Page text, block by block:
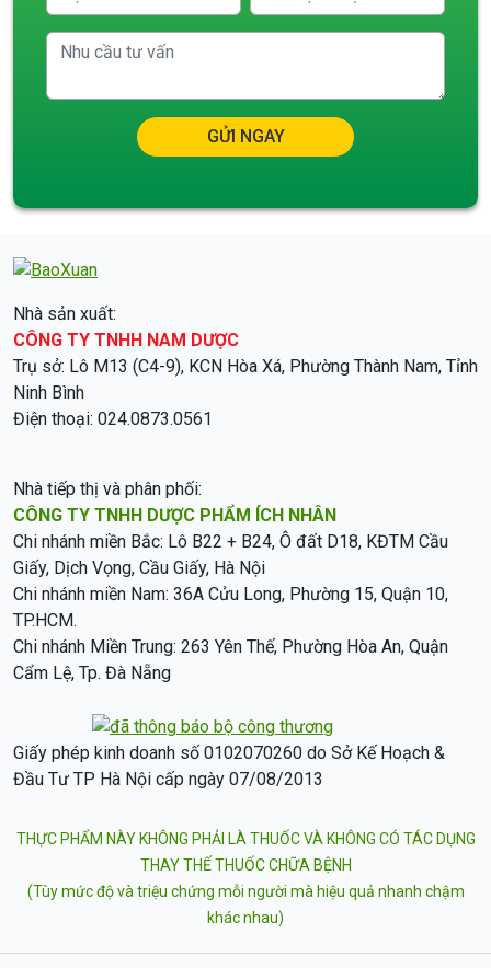
GỬI NGAY
Nhà sản xuất:
CÔNG TY TNHH NAM DƯỢC
Trụ sở: Lô M13 (C4-9), KCN Hòa Xá, Phường Thành Nam, Tỉnh
Ninh Bình
Điện thoại: 024.0873.0561
Nhà tiếp thị và phân phối:
CÔNG TY TNHH DƯỢC PHẨM ÍCH NHÂN
Chi nhánh miền Bắc: Lô B22 + B24, Ô đất D18, KĐTM Cầu
Giấy, Dịch Vọng, Cầu Giấy, Hà Nội
Chi nhánh miền Nam: 36A Cửu Long, Phường 15, Quận 10,
TP.HCM.
Chi nhánh Miền Trung: 263 Yên Thế, Phường Hòa An, Quận
Cẩm Lệ, Tp. Đà Nẵng
Giấy phép kinh doanh số 0102070260 do Sở Kế Hoạch &
Đầu Tư TP Hà Nội cấp ngày 07/08/2013
THỰC PHẨM NÀY KHÔNG PHẢI LÀ THUỐC VÀ KHÔNG CÓ TÁC DỤNG
THAY THẾ THUỐC CHỮA BỆNH
(Tùy mức độ và triệu chứng mỗi người mà hiệu quả nhanh chậm
khác nhau)